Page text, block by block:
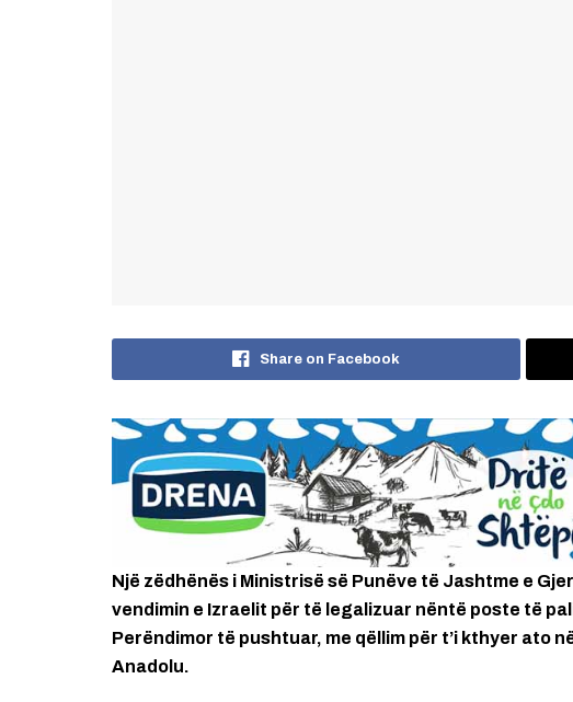
Share on Facebook
Një zëdhënës i Ministrisë së Punëve të Jashtme e
vendimin e Izraelit për të legalizuar nëntë poste të
Perëndimor të pushtuar, me qëllim për t’i kthyer ato
Anadolu.